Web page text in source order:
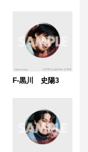
F-黒川 史陽3